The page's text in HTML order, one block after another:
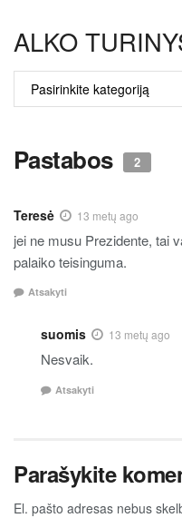
ALKO
TURINYS
Pastabos 2
Teresė 13 metų ago
jei ne musu Prezidente, tai
palaiko teisinguma.
Atsakyti
suomis 13 metų ago
Nesvaik.
Atsakyti
Parašykite
El. pašto adresas nebus